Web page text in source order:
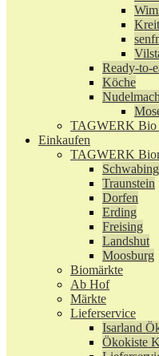
Ready-to-
Köche
TAGWERK Bio
Einkaufen
TAGWERK
Schwabing
Traunstein
Dorfen
Erding
Freising
Landshut
Moosburg
Biomärkte
Ab Hof
Märkte
Lieferservice
Isarland
Ökokiste